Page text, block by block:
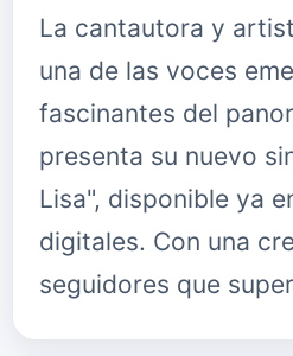
La cantautora y
una de las voces
fascinantes del
presenta su nuevo
Lisa", disponible ya
digitales. Con una
seguidores que